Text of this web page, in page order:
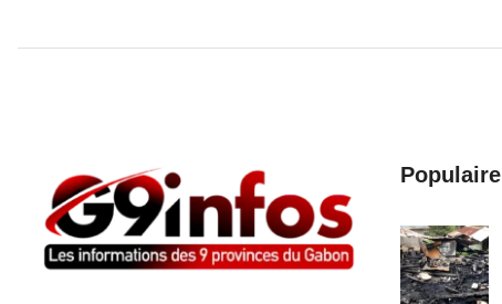
Populaire